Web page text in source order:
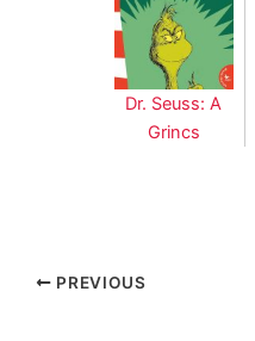
Dr. Seuss: A
Grincs
PREVIOUS